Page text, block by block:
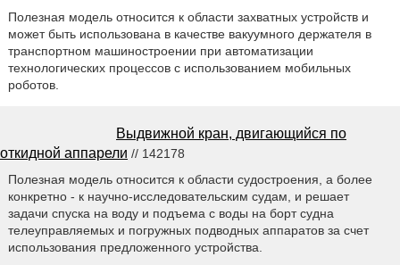
Полезная модель относится к области захватных устройств и
может быть использована в качестве вакуумного держателя в
транспортном машиностроении при автоматизации
технологических процессов с использованием мобильных
роботов.
Выдвижной кран, двигающийся по
откидной аппарели // 142178
Полезная модель относится к области судостроения, а более
конкретно - к научно-исследовательским судам, и решает
задачи спуска на воду и подъема с воды на борт судна
телеуправляемых и погружных подводных аппаратов за счет
использования предложенного устройства.